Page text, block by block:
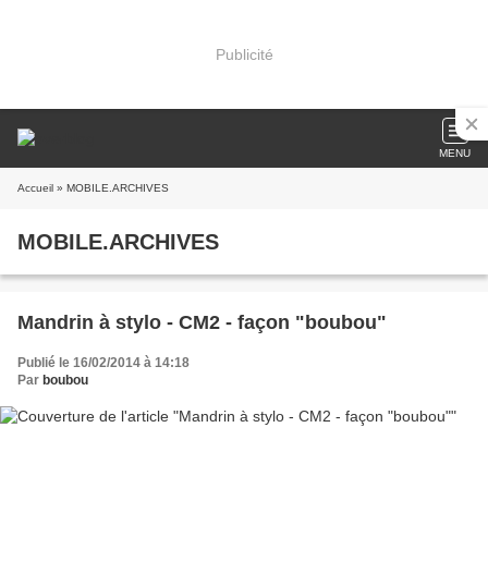
Publicité
MENU
Accueil » MOBILE.ARCHIVES
MOBILE.ARCHIVES
Mandrin à stylo - CM2 - façon "boubou"
Publié le 16/02/2014 à 14:18
Par boubou